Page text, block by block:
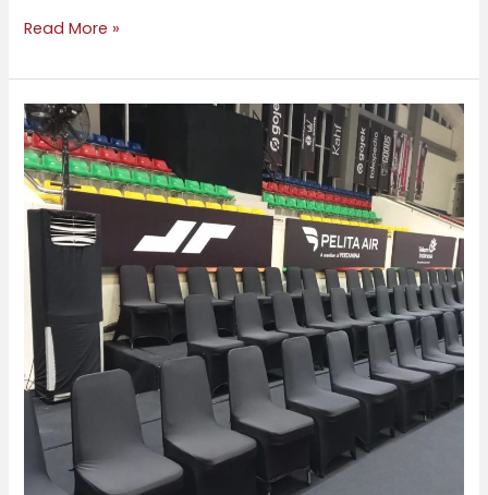
Read More »
Sewa
Kursi
Futura
Berkualitas
di
Kecamatan
Mampang
Prapatan,
Jakarta
Selatan